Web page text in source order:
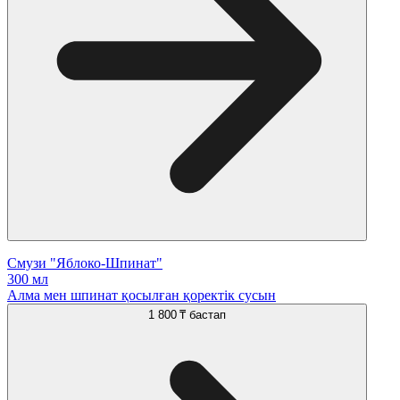
Смузи "Яблоко-Шпинат"
300 мл
Алма мен шпинат қосылған қоректік сусын
1 800 ₸ бастап